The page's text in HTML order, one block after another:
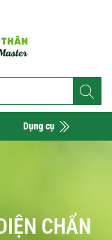
Dụng cụ
CHẨN